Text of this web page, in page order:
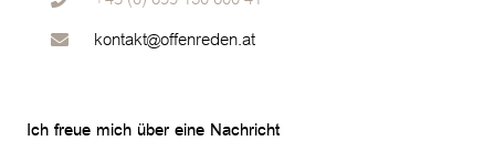
kontakt@offenreden.at
Ich freue mich über eine Nachricht